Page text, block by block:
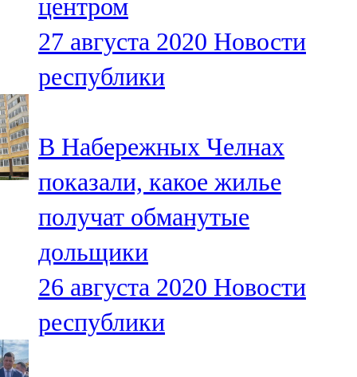
центром
27 августа 2020 Новости
республики
В Набережных Челнах
показали, какое жилье
получат обманутые
дольщики
26 августа 2020 Новости
республики